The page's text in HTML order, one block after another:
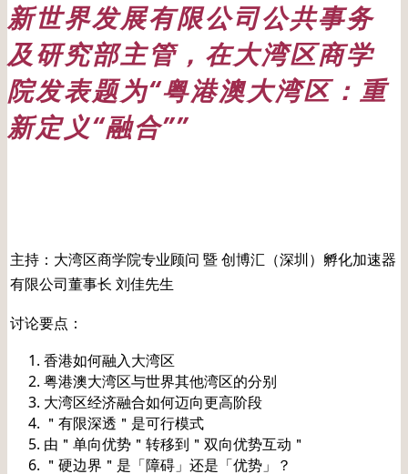
新世界发展有限公司公共事务
及研究​​部主管，在大湾区商学
院发表题为“粤港澳大湾区：重
新定义“融合””
主持：大湾区商学院专业顾问 暨 创博汇（深圳）孵化加速器
有限公司董事长 刘佳先生
讨论要点：
香港如何融入大湾区
粤港澳大湾区与世界其他湾区的分别
大湾区经济融合如何迈向更高阶段
＂有限深透＂是可行模式
由＂单向优势＂转移到＂双向优势互动＂
＂硬边界＂是「障碍」还是「优势」？